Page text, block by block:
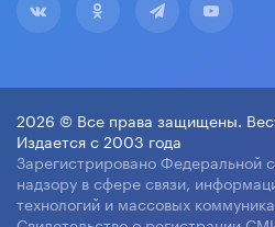
2026 © Все права защищены.
Издается с 2003 года
Зарегистрировано Федеральной
надзору в сфере связи,
технологий и массовых